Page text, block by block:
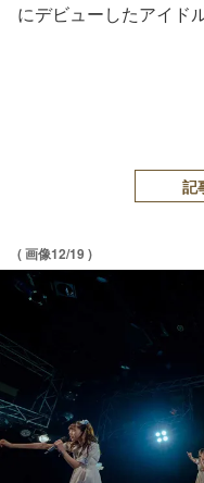
にデビューしたアイド
記
( 画像12/19 )